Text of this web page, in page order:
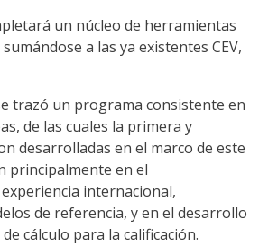
un núcleo de herramientas
a las ya existentes CEV,
trazó un programa consistente en
de las cuales la primera y
desarrolladas en el marco de este
principalmente en el
internacional,
de referencia, y en el desarrollo
cálculo para la calificación.